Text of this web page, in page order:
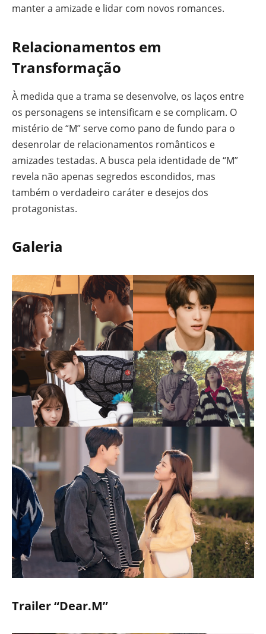
manter a amizade e lidar com novos romances.
Relacionamentos em
Transformação
À medida que a trama se desenvolve, os laços entre
os personagens se intensificam e se complicam. O
mistério de “M” serve como pano de fundo para o
desenrolar de relacionamentos românticos e
amizades testadas. A busca pela identidade de “M”
revela não apenas segredos escondidos, mas
também o verdadeiro caráter e desejos dos
protagonistas.
Galeria
Trailer “Dear.M”